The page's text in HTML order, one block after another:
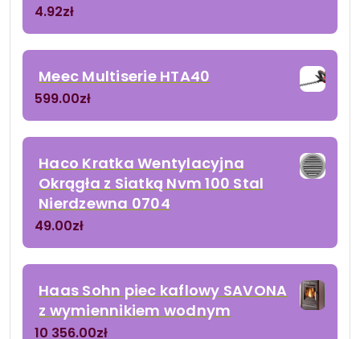
4.92zł
Meec Multiserie HTA40
599.00zł
Haco Kratka Wentylacyjna
Okrągła z Siatką Nvm 100 Stal
Nierdzewna 0704
49.00zł
Haas Sohn piec kaflowy SAVONA
z wymiennikiem wodnym
10 356.00zł